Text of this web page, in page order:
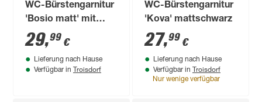
WC-Bürstengarnitur
'Bosio matt' mit
Wandhalterung
29,99 €
Lieferung nach Hause
Verfügbar in Troisdorf
WC-Bürstengarnitur
'Kova' mattschwarz
27,99 €
Lieferung nach Hause
Verfügbar in Troisdorf
Nur wenige verfügbar